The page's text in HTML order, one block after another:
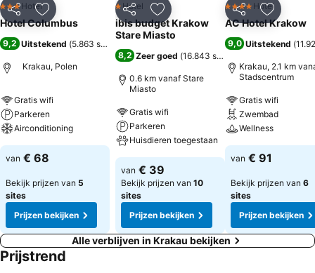
Delen Toevoegen aan favorieten
3 Sterren
Hotel
Hotel Columbus
9,2 Uitstekend (5.863 scores
Krakau, Polen
Gratis wifi
Parkeren
Airconditioning
van € 68
Bekijk prijzen van 5
sites
Prijzen bekijken
Delen Toevoegen aan favorieten
1 Sterren
Hotel
ibis budget Krakow
Stare Miasto
8,2 Zeer goed (16.843 scores
0.6 km vanaf Stare
Miasto
Gratis wifi
Parkeren
Huisdieren toegestaan
van € 39
Bekijk prijzen van 10
sites
Prijzen bekijken
Delen
4 SterrenHotel
AC Hotel Krakow
9,0 Uitstekend (
Krakau, 2.1 km
Stadscentrum
Gratis wifi
Zwembad
Wellness
van € 91
Bekijk prijzen van 6
sites
Prijzen bekijken
Alle verblijven in Krakau bekijken
Prijstrend